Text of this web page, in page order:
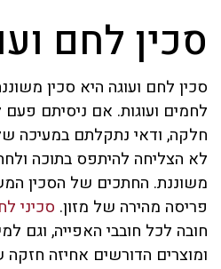
סכין לחם
סכין לחם ועוגה היא סכין
לחמים ועוגות. אם ניסיתם
חלקה, ודאי נתקלתם במעיכה
לא הצליחה להיתפס בתוכה
משוננת. החתכים של הסכין
פריסה מהירה של מזון. סכיני
חובה לכל חובבי האפייה, וגם
ומוצרים הדורשים אחיזה חזקה